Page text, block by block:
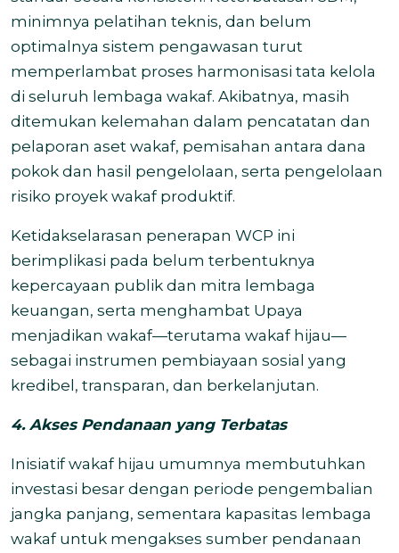
minimnya pelatihan teknis, dan belum
optimalnya sistem pengawasan turut
memperlambat proses harmonisasi tata kelola
di seluruh lembaga wakaf. Akibatnya, masih
ditemukan kelemahan dalam pencatatan dan
pelaporan aset wakaf, pemisahan antara dana
pokok dan hasil pengelolaan, serta pengelolaan
risiko proyek wakaf produktif.
Ketidakselarasan penerapan WCP ini
berimplikasi pada belum terbentuknya
kepercayaan publik dan mitra lembaga
keuangan, serta menghambat Upaya
menjadikan wakaf—terutama wakaf hijau—
sebagai instrumen pembiayaan sosial yang
kredibel, transparan, dan berkelanjutan.
4. Akses Pendanaan yang Terbatas
Inisiatif wakaf hijau umumnya membutuhkan
investasi besar dengan periode pengembalian
jangka panjang, sementara kapasitas lembaga
wakaf untuk mengakses sumber pendanaan